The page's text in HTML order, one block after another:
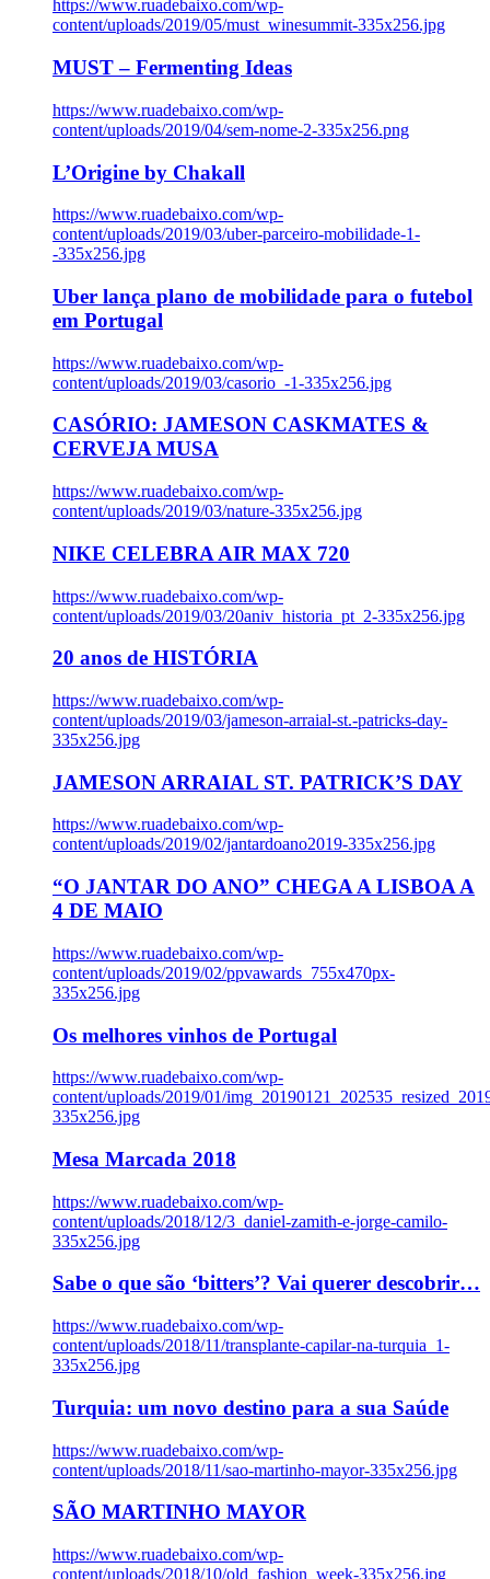
https://www.ruadebaixo.com/wp-
content/uploads/2019/05/must_winesummit-335x256.jpg
MUST – Fermenting Ideas
https://www.ruadebaixo.com/wp-
content/uploads/2019/04/sem-nome-2-335x256.png
L’Origine by Chakall
https://www.ruadebaixo.com/wp-
content/uploads/2019/03/uber-parceiro-mobilidade-1-
-335x256.jpg
Uber lança plano de mobilidade para o futebol
em Portugal
https://www.ruadebaixo.com/wp-
content/uploads/2019/03/casorio_-1-335x256.jpg
CASÓRIO: JAMESON CASKMATES &
CERVEJA MUSA
https://www.ruadebaixo.com/wp-
content/uploads/2019/03/nature-335x256.jpg
NIKE CELEBRA AIR MAX 720
https://www.ruadebaixo.com/wp-
content/uploads/2019/03/20aniv_historia_pt_2-335x256.jpg
20 anos de HISTÓRIA
https://www.ruadebaixo.com/wp-
content/uploads/2019/03/jameson-arraial-st.-patricks-day-
335x256.jpg
JAMESON ARRAIAL ST. PATRICK’S DAY
https://www.ruadebaixo.com/wp-
content/uploads/2019/02/jantardoano2019-335x256.jpg
“O JANTAR DO ANO” CHEGA A LISBOA A
4 DE MAIO
https://www.ruadebaixo.com/wp-
content/uploads/2019/02/ppvawards_755x470px-
335x256.jpg
Os melhores vinhos de Portugal
https://www.ruadebaixo.com/wp-
content/uploads/2019/01/
335x256.jpg
Mesa Marcada 2018
https://www.ruadebaixo.com/wp-
content/uploads/2018/12/3_daniel-zamith-e-jorge-camilo-
335x256.jpg
Sabe o que são ‘bitters’? Vai querer descobrir…
https://www.ruadebaixo.com/wp-
content/uploads/2018/11/transplante-capilar-na-turquia_1-
335x256.jpg
Turquia: um novo destino para a sua Saúde
https://www.ruadebaixo.com/wp-
content/uploads/2018/11/sao-martinho-mayor-335x256.jpg
SÃO MARTINHO MAYOR
https://www.ruadebaixo.com/wp-
content/uploads/2018/10/old_fashion_week-335x256.jpg